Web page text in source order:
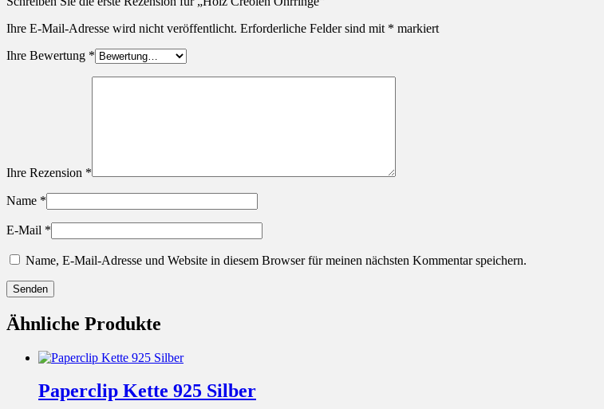
Ihre E-Mail-Adresse wird nicht veröffentlicht. Erforderliche Felder sind mit * markiert
Ihre Bewertung *
Ihre Rezension *
Name *
E-Mail *
Name, E-Mail-Adresse und Website in diesem Browser für meinen nächsten Kommentar speichern.
Ähnliche Produkte
Paperclip Kette 925 Silber